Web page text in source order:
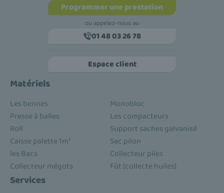
Programmer une prestation
ou appelez-nous au
01 48 03 26 78
Espace client
Matériels
Les bennes
Monobloc
Presse à balles
Les compacteurs
Roll
Support saches galvanisé
Caisse palette 1m³
Sac pilon
les Bacs
Collecteur piles
Collecteur mégots
Fût (collecte huiles)
Services